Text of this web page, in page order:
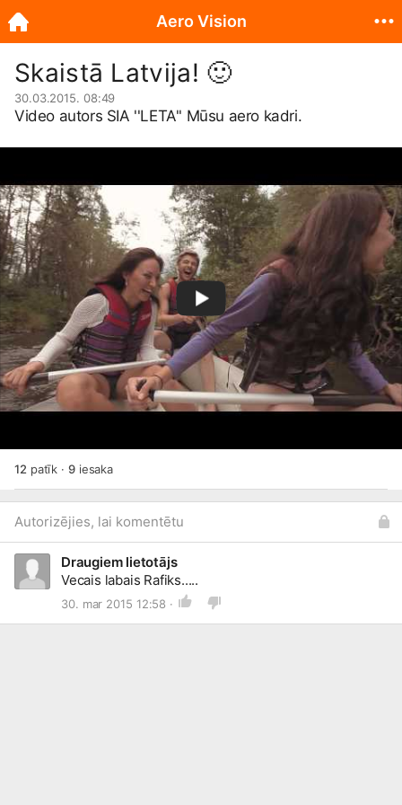
Skaistā Latvija! 🙂
30.03.2015. 08:49
Video autors SIA ''LETA'' Mūsu aero kadri.
12 patīk · 9iesaka
Autorizējies, lai komentētu
Draugiem lietotājs
Vecais labais Rafiks.....
30. mar 2015 12:58 ·
Aero Vision